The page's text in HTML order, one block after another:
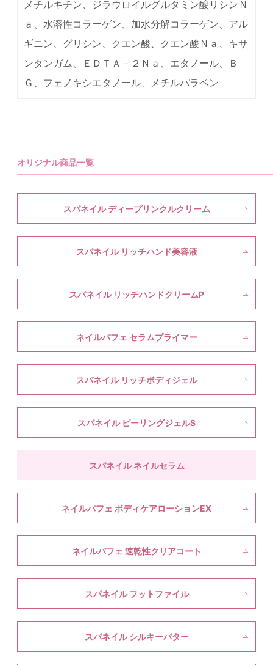
メチルキチン、ジラウロイルグルタミン酸リシンＮ
ａ、水溶性コラーゲン、加水分解コラーゲン、アル
ギニン、グリシン、クエン酸、クエン酸Ｎａ、キサ
ンタンガム、ＥＤＴＡ－２Ｎａ、エタノール、Ｂ
Ｇ、フェノキシエタノール、メチルパラベン
オリジナル商品一覧
スパネイル ディープリンクルクリーム
スパネイル リッチハンド美容液
スパネイル リッチハンドクリームP
ネイルパフェ セラムプライマー
スパネイル リッチボディジェル
スパネイル ピーリングジェルS
スパネイル ネイルセラム
ネイルパフェ ボディケアローションEX
ネイルパフェ 速乾性クリアコート
スパネイル フットファイル
スパネイル シルキーバター